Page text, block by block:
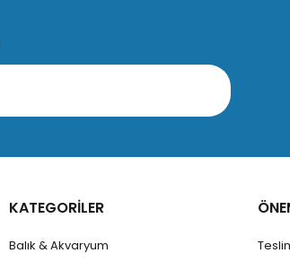
KATEGORİLER
Balık & Akvaryum